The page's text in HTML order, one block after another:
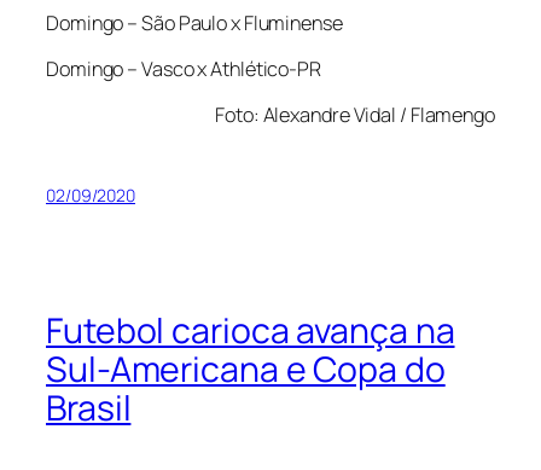
Domingo – São Paulo x Fluminense
Domingo – Vasco x Athlético-PR
Foto: Alexandre Vidal / Flamengo
02/09/2020
Futebol carioca avança na
Sul-Americana e Copa do
Brasil